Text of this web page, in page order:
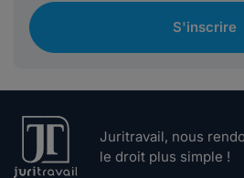
S'inscrire
Juritravail, nous
le droit plus simple !